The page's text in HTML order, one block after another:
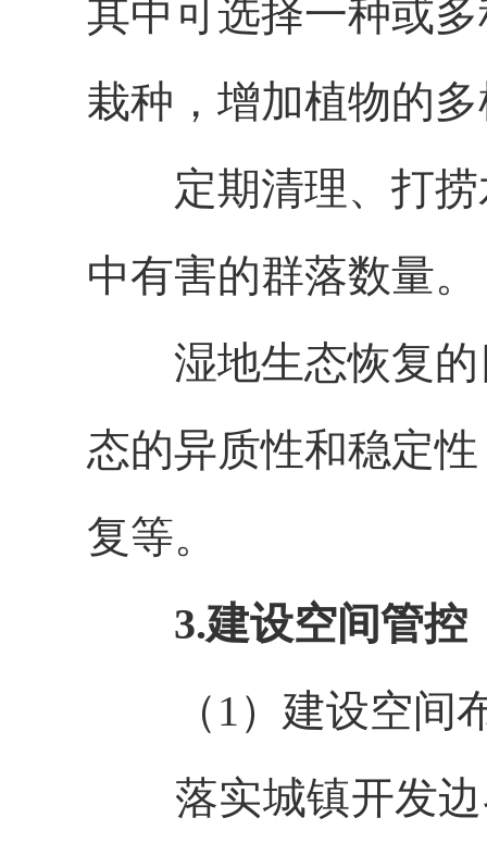
其中可选择一种或
栽种，增加植物的
定期清理、打
中有害的群落数量。
湿地生态恢复
态的异质性和稳定
复等。
3.建设空间管控
（ 1）建设空间
落实城镇开发